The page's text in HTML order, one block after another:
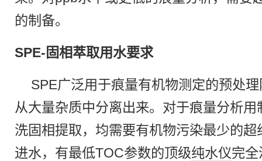
的制备。
SPE-固相萃取用水要求
SPE广泛用于痕量有机物测定的预处
从大量杂质中分离出来。对于痕量分析
洗固相提取，均需要有机物污染最少的
进水，有最低TOC参数的顶级纯水仪完